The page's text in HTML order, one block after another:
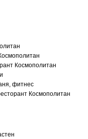
Космополитан
фитнес
Космополитан